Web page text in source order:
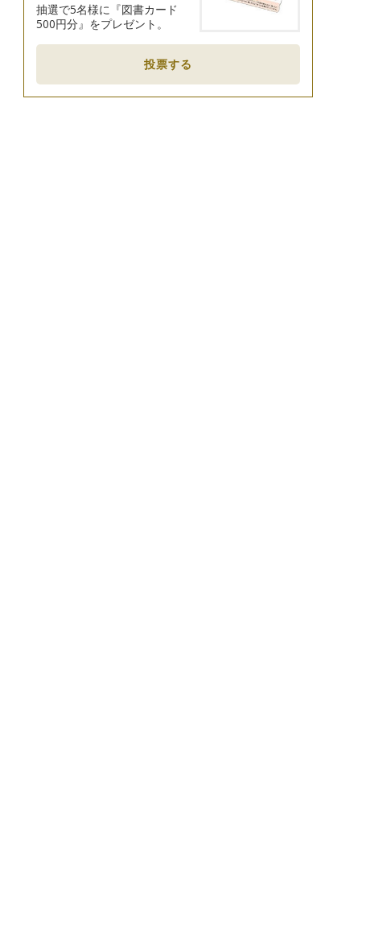
抽選で5名様に『図書カード
500円分』をプレゼント。
投票する